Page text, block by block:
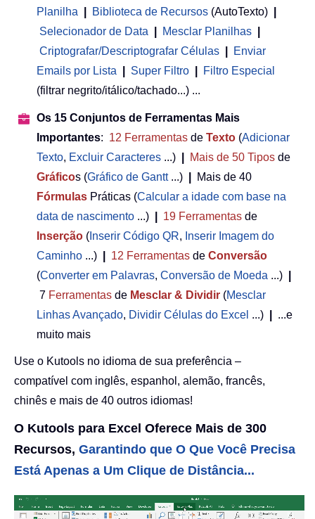
Planilha
Biblioteca de Recursos (AutoTexto)
Selecionador de Data
Mesclar Planilhas
Criptografar/Descriptografar Células
Enviar
Emails por Lista
Super Filtro
Filtro Especial
(filtrar negrito/itálico/tachado...) ...
Os 15 Conjuntos de Ferramentas Mais
Importantes: 12 Ferramentas de Texto (Adicionar
Texto, Excluir Caracteres ...) Mais de 50 Tipos de
Gráficos (Gráfico de Gantt...)
Mais de 40
Fórmulas Práticas (Calcular a idade com base na
data de nascimento ...) 19 Ferramentas de
Inserção ( Inserir Código QR, Inserir Imagem do
Caminho ...) 12 Ferramentas de Conversão
(Converter em Palavras, Conversão de Moeda ...)
7 Ferramentas de Mesclar & Dividir (Mesclar
Linhas Avançado, Dividir Células do Excel ...)
...e
muito mais
Use o Kutools no idioma de sua preferência –
compatível com inglês, espanhol, alemão, francês,
chinês e mais de 40 outros idiomas!
O Kutools para Excel Oferece Mais de 300
Recursos, Garantindo que O Que Você Precisa
Está Apenas a Um Clique de Distância...